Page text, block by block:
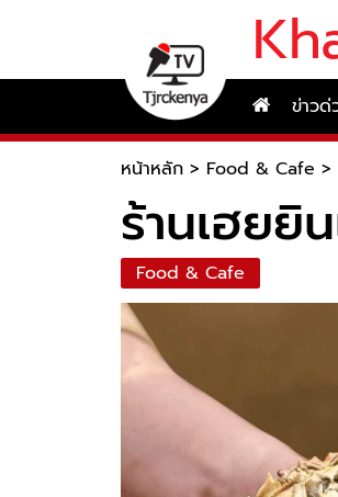
ข่าวด่
หน้าหลัก > Food & Cafe >
ร้านเฮยยิ
Food & Cafe